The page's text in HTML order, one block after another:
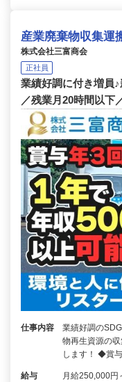
産業廃棄物収集運
株式会社三富商会
正社員
業績好調に付き増員
／残業月20時間以下
仕事内容
業績好調の
物再生資源の
します！ ◆賞
給与 月給250,000円